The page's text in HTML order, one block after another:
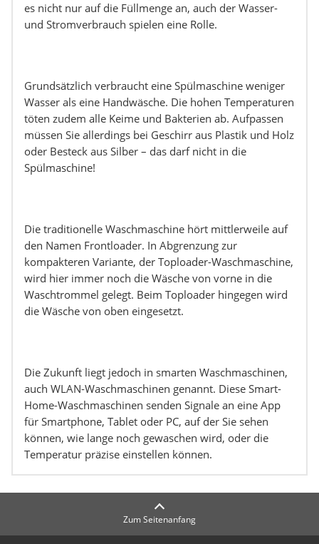
es nicht nur auf die Füllmenge an, auch der Wasser-
und Stromverbrauch spielen eine Rolle.
Grundsätzlich verbraucht eine Spülmaschine weniger
Wasser als eine Handwäsche. Die hohen Temperaturen
töten zudem alle Keime und Bakterien ab. Aufpassen
müssen Sie allerdings bei Geschirr aus Plastik und Holz
oder Besteck aus Silber – das darf nicht in die
Spülmaschine!
Die traditionelle Waschmaschine hört mittlerweile auf
den Namen Frontloader. In Abgrenzung zur
kompakteren Variante, der Toploader-Waschmaschine,
wird hier immer noch die Wäsche von vorne in die
Waschtrommel gelegt. Beim Toploader hingegen wird
die Wäsche von oben eingesetzt.
Die Zukunft liegt jedoch in smarten Waschmaschinen,
auch WLAN-Waschmaschinen genannt. Diese Smart-
Home-Waschmaschinen senden Signale an eine App
für Smartphone, Tablet oder PC, auf der Sie sehen
können, wie lange noch gewaschen wird, oder die
Temperatur präzise einstellen können.
Zum Seitenanfang